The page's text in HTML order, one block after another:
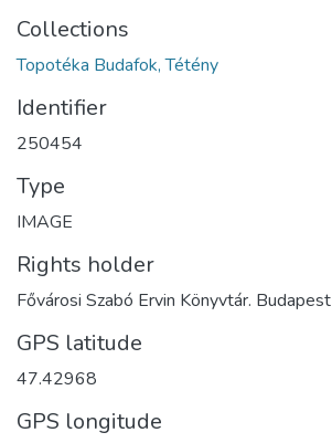
Collections
Topotéka Budafok, Tétény
Identifier
250454
Type
IMAGE
Rights holder
Fővárosi Szabó Ervin Könyvtár.
GPS latitude
47.42968
GPS longitude